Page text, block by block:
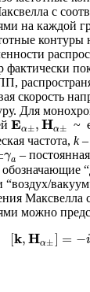
с
на каждой
фактически
скорость
Для
Eα±, Hα± ~
частота, k–
γa –
обозначающие
Максвелла
можно
[k, Hα± = −